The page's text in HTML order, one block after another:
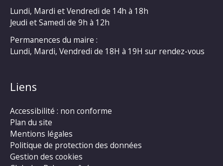
Lundi, Mardi et Vendredi de 14h à 18h
Jeudi et Samedi de 9h à 12h
Permanences du maire :
Lundi, Mardi, Vendredi de 18H à 19H sur rendez-vous
Liens
Accessibilité : non conforme
Plan du site
Mentions légales
Politique de protection des données
Gestion des cookies